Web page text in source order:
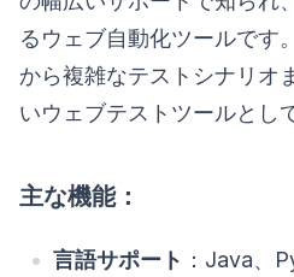
るウェブ自動化ツールです
から複雑なテストシナリオ
いウェブテストツールとし
主な機能：
言語サポート ：Java、